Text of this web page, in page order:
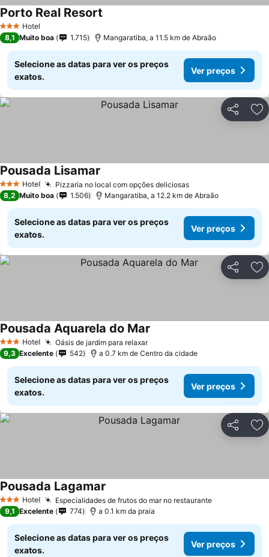
3 EstrelasHotel
Porto Real Resort
8,1 Muito boa 1.715 Mangaratiba, a 11.5 km de Abraão
Selecione as datas para ver os preços
exatos.
Ver preços
Partilhar
3 EstrelasHotel Pizzaria no local com opções deliciosasVer preços
Pousada Lisamar
8,2 Muito boa 1.506 Mangaratiba, a 12.2 km de Abraão
Selecione as datas para ver os preços
exatos.
Ver preços
Partilhar
3 EstrelasHotel Oásis de jardim para relaxarVer preços
Pousada Aquarela do Mar
9,3 Excelente 542 a 0.7 km de Centro da cidade
Selecione as datas para ver os preços
exatos.
Ver preços
Partilhar
3 EstrelasHotel Especialidades de frutos do mar no restauranteVer preços
Pousada Lagamar
9,1 Excelente 774 a 0.1 km da praia
Selecione as datas para ver os preços
exatos.
Ver preços